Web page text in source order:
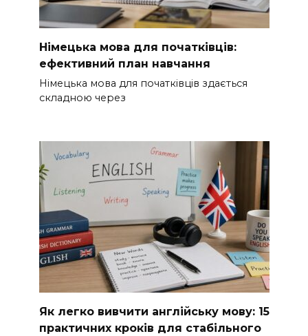
Німецька мова для початківців:
ефективний план навчання
Німецька мова для початківців здається
складною через
Як легко вивчити англійську мову: 15
практичних кроків для стабільного